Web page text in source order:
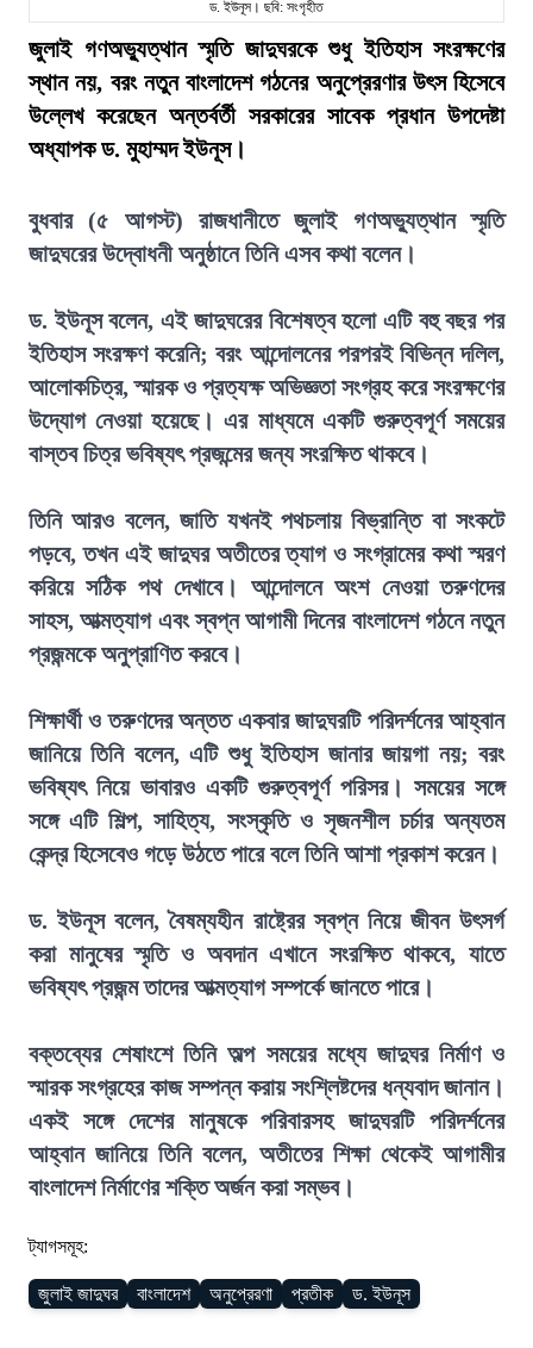
ড. ইউনূস। ছবি: সংগৃহীত
জুলাই গণঅভ্যুত্থান স্মৃতি জাদুঘরকে শুধু ইতিহাস সংরক্ষণের
স্থান নয়, বরং নতুন বাংলাদেশ গঠনের অনুপ্রেরণার উৎস হিসেবে
উল্লেখ করেছেন অন্তর্বর্তী সরকারের সাবেক প্রধান উপদেষ্টা
অধ্যাপক ড. মুহাম্মদ ইউনূস।
বুধবার (৫ আগস্ট) রাজধানীতে জুলাই গণঅভ্যুত্থান স্মৃতি
জাদুঘরের উদ্বোধনী অনুষ্ঠানে তিনি এসব কথা বলেন।
ড. ইউনূস বলেন, এই জাদুঘরের বিশেষত্ব হলো এটি বহু বছর পর
ইতিহাস সংরক্ষণ করেনি; বরং আন্দোলনের পরপরই বিভিন্ন দলিল,
আলোকচিত্র, স্মারক ও প্রত্যক্ষ অভিজ্ঞতা সংগ্রহ করে সংরক্ষণের
উদ্যোগ নেওয়া হয়েছে। এর মাধ্যমে একটি গুরুত্বপূর্ণ সময়ের
বাস্তব চিত্র ভবিষ্যৎ প্রজন্মের জন্য সংরক্ষিত থাকবে।
তিনি আরও বলেন, জাতি যখনই পথচলায় বিভ্রান্তি বা সংকটে
পড়বে, তখন এই জাদুঘর অতীতের ত্যাগ ও সংগ্রামের কথা স্মরণ
করিয়ে সঠিক পথ দেখাবে। আন্দোলনে অংশ নেওয়া তরুণদের
সাহস, আত্মত্যাগ এবং স্বপ্ন আগামী দিনের বাংলাদেশ গঠনে নতুন
প্রজন্মকে অনুপ্রাণিত করবে।
শিক্ষার্থী ও তরুণদের অন্তত একবার জাদুঘরটি পরিদর্শনের আহ্বান
জানিয়ে তিনি বলেন, এটি শুধু ইতিহাস জানার জায়গা নয়; বরং
ভবিষ্যৎ নিয়ে ভাবারও একটি গুরুত্বপূর্ণ পরিসর। সময়ের সঙ্গে
সঙ্গে এটি শিল্প, সাহিত্য, সংস্কৃতি ও সৃজনশীল চর্চার অন্যতম
কেন্দ্র হিসেবেও গড়ে উঠতে পারে বলে তিনি আশা প্রকাশ করেন।
ড. ইউনূস বলেন, বৈষম্যহীন রাষ্ট্রের স্বপ্ন নিয়ে জীবন উৎসর্গ
করা মানুষের স্মৃতি ও অবদান এখানে সংরক্ষিত থাকবে, যাতে
ভবিষ্যৎ প্রজন্ম তাদের আত্মত্যাগ সম্পর্কে জানতে পারে।
বক্তব্যের শেষাংশে তিনি অল্প সময়ের মধ্যে জাদুঘর নির্মাণ ও
স্মারক সংগ্রহের কাজ সম্পন্ন করায় সংশ্লিষ্টদের ধন্যবাদ জানান।
একই সঙ্গে দেশের মানুষকে পরিবারসহ জাদুঘরটি পরিদর্শনের
আহ্বান জানিয়ে তিনি বলেন, অতীতের শিক্ষা থেকেই আগামীর
বাংলাদেশ নির্মাণের শক্তি অর্জন করা সম্ভব।
ট্যাগসমূহ:
জুলাই জাদুঘর বাংলাদেশ অনুপ্রেরণা প্রতীক ড. ইউনূস